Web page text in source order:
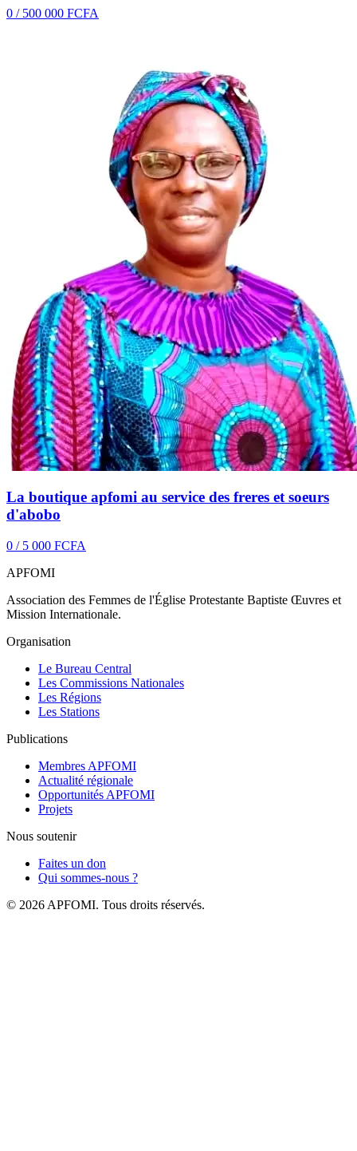
0 / 500 000 FCFA
La boutique apfomi au service des freres et soeurs
d'abobo
0 / 5 000 FCFA
APFOMI
Association des Femmes de l'Église Protestante Baptiste Œuvres et
Mission Internationale.
Organisation
Le Bureau Central
Les Commissions Nationales
Les Régions
Les Stations
Publications
Membres APFOMI
Actualité régionale
Opportunités APFOMI
Projets
Nous soutenir
Faites un don
Qui sommes-nous ?
© 2026 APFOMI. Tous droits réservés.